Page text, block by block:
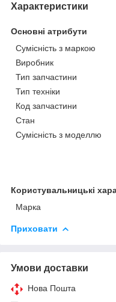
Характеристики
Основні атрибути
Сумісність з маркою
Виробник
Тип запчастини
Тип техніки
Код запчастини
Стан
Сумісність з моделлю
Користувальницькі
Марка
Приховати
Умови доставки
Нова Пошта